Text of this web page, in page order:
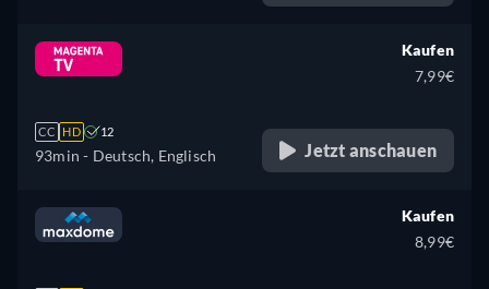
CC HD 12
93min - Deutsch, Englisch
Kaufen
7,99€
Jetzt anschauen
Kaufen
8,99€